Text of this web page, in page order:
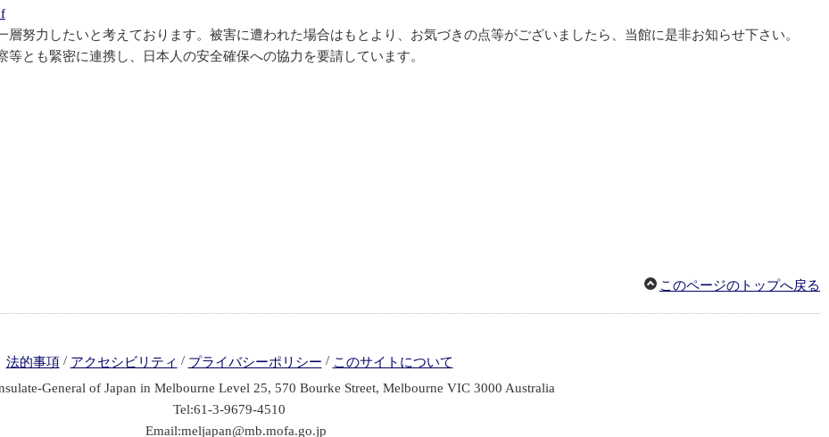
努力したいと考えております。被害に遭われた場合はもとより、お気づきの点等がございましたら、当館に是非お知らせ下さい。
とも緊密に連携し、日本人の安全確保への協力を要請しています。
このページのトップへ戻る
法的事項 / アクセシビリティ / プライバシーポリシー / このサイトについて
General of Japan in Melbourne Level 25, 570 Bourke Street, Melbourne VIC 3000 Australia
Tel:61-3-9679-4510
Email:meljapan@mb.mofa.go.jp